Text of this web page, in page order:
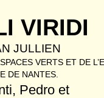
VIRIDI
JULLIEN
VERTS ET DE
DE NANTES.
Pedro et